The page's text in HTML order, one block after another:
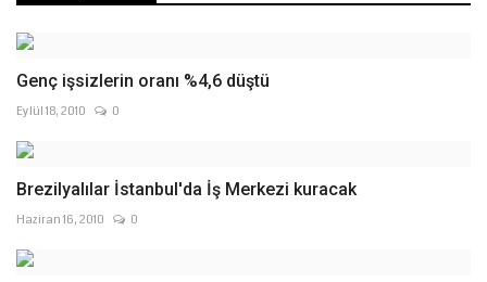
Genç işsizlerin oranı %4,6 düştü
Eylül 18, 2010 0
Brezilyalılar İstanbul'da İş Merkezi kuracak
Haziran 16, 2010 0